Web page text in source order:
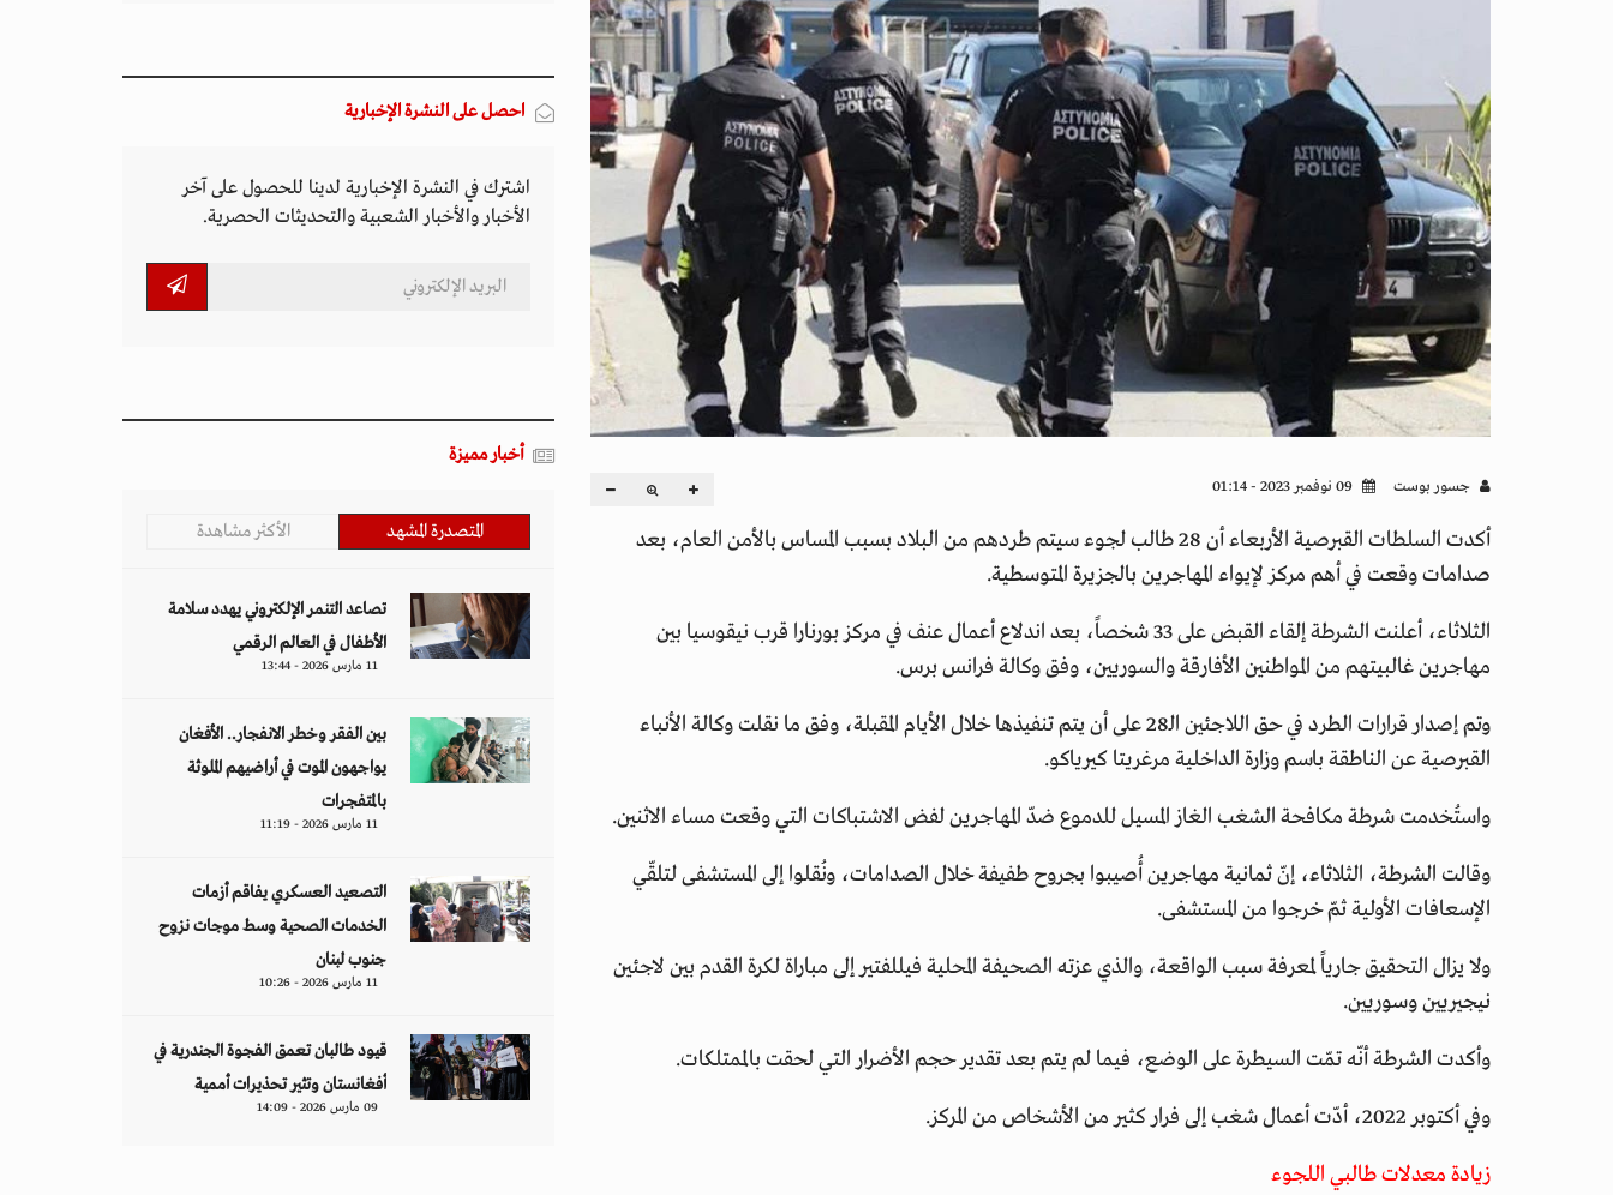
جسور بوست
أكدت السلطات القبرصية الأربعاء أن 28 طالب لجوء سيتم طردهم من البلاد بسبب المساس بالأمن العام، بعد
صدامات وقعت في أهم مركز لإيواء المهاجرين بالجزيرة المتوسطية.
الثلاثاء، أعلنت الشرطة إلقاء القبض على 33 شخصاً، بعد اندلاع أعمال عنف في مركز بورنارا قرب نيقوسيا بين
مهاجرين غالبيتهم من المواطنين الأفارقة والسوريين، وفق وكالة فرانس برس.
وتم إصدار قرارات الطرد في حق اللاجئين الـ28 على أن يتم تنفيذها خلال الأيام المقبلة، وفق ما نقلت وكالة الأنباء
القبرصية عن الناطقة باسم وزارة الداخلية مرغريتا كيرياكو.
واستُخدمت شرطة مكافحة الشغب الغاز المسيل للدموع ضدّ المهاجرين لفض الاشتباكات التي وقعت مساء الاثنين.
وقالت الشرطة، الثلاثاء، إنّ ثمانية مهاجرين أُصيبوا بجروح طفيفة خلال الصدامات، ونُقلوا إلى المستشفى لتلقّي
الإسعافات الأولية ثمّ خرجوا من المستشفى.
ولا يزال التحقيق جارياً لمعرفة سبب الواقعة، والذي عزته الصحيفة المحلية فيللفتير إلى مباراة لكرة القدم بين لاجئين
نيجيريين وسوريين.
وأكدت الشرطة أنّه تمّت السيطرة على الوضع، فيما لم يتم بعد تقدير حجم الأضرار التي لحقت بالممتلكات.
وفي أكتوبر 2022، أدّت أعمال شغب إلى فرار كثير من الأشخاص من المركز.
زيادة معدلات طالبي اللجوء
احصل على النشرة الإخبارية
اشترك في النشرة الإخبارية لدينا للحصول على آخر
الأخبار والأخبار الشعبية والتحديثات الحصرية.
أخبار مميزة
المتصدرة المشهد الأكثر مشاهدة
تصاعد التنمر الإلكتروني يهدد سلامة
الأطفال في العالم الرقمي
11 مارس 2026 - 13:44
بين الفقر وخطر الانفجار.. الأفغان
يواجهون الموت في أراضيهم الملوثة
بالمتفجرات
11 مارس 2026 - 11:19
التصعيد العسكري يفاقم أزمات
الخدمات الصحية وسط موجات نزوح
جنوب لبنان
11 مارس 2026 - 10:26
قيود طالبان تعمق الفجوة الجندرية في
أفغانستان وتثير تحذيرات أممية
09 مارس 2026 - 14:09